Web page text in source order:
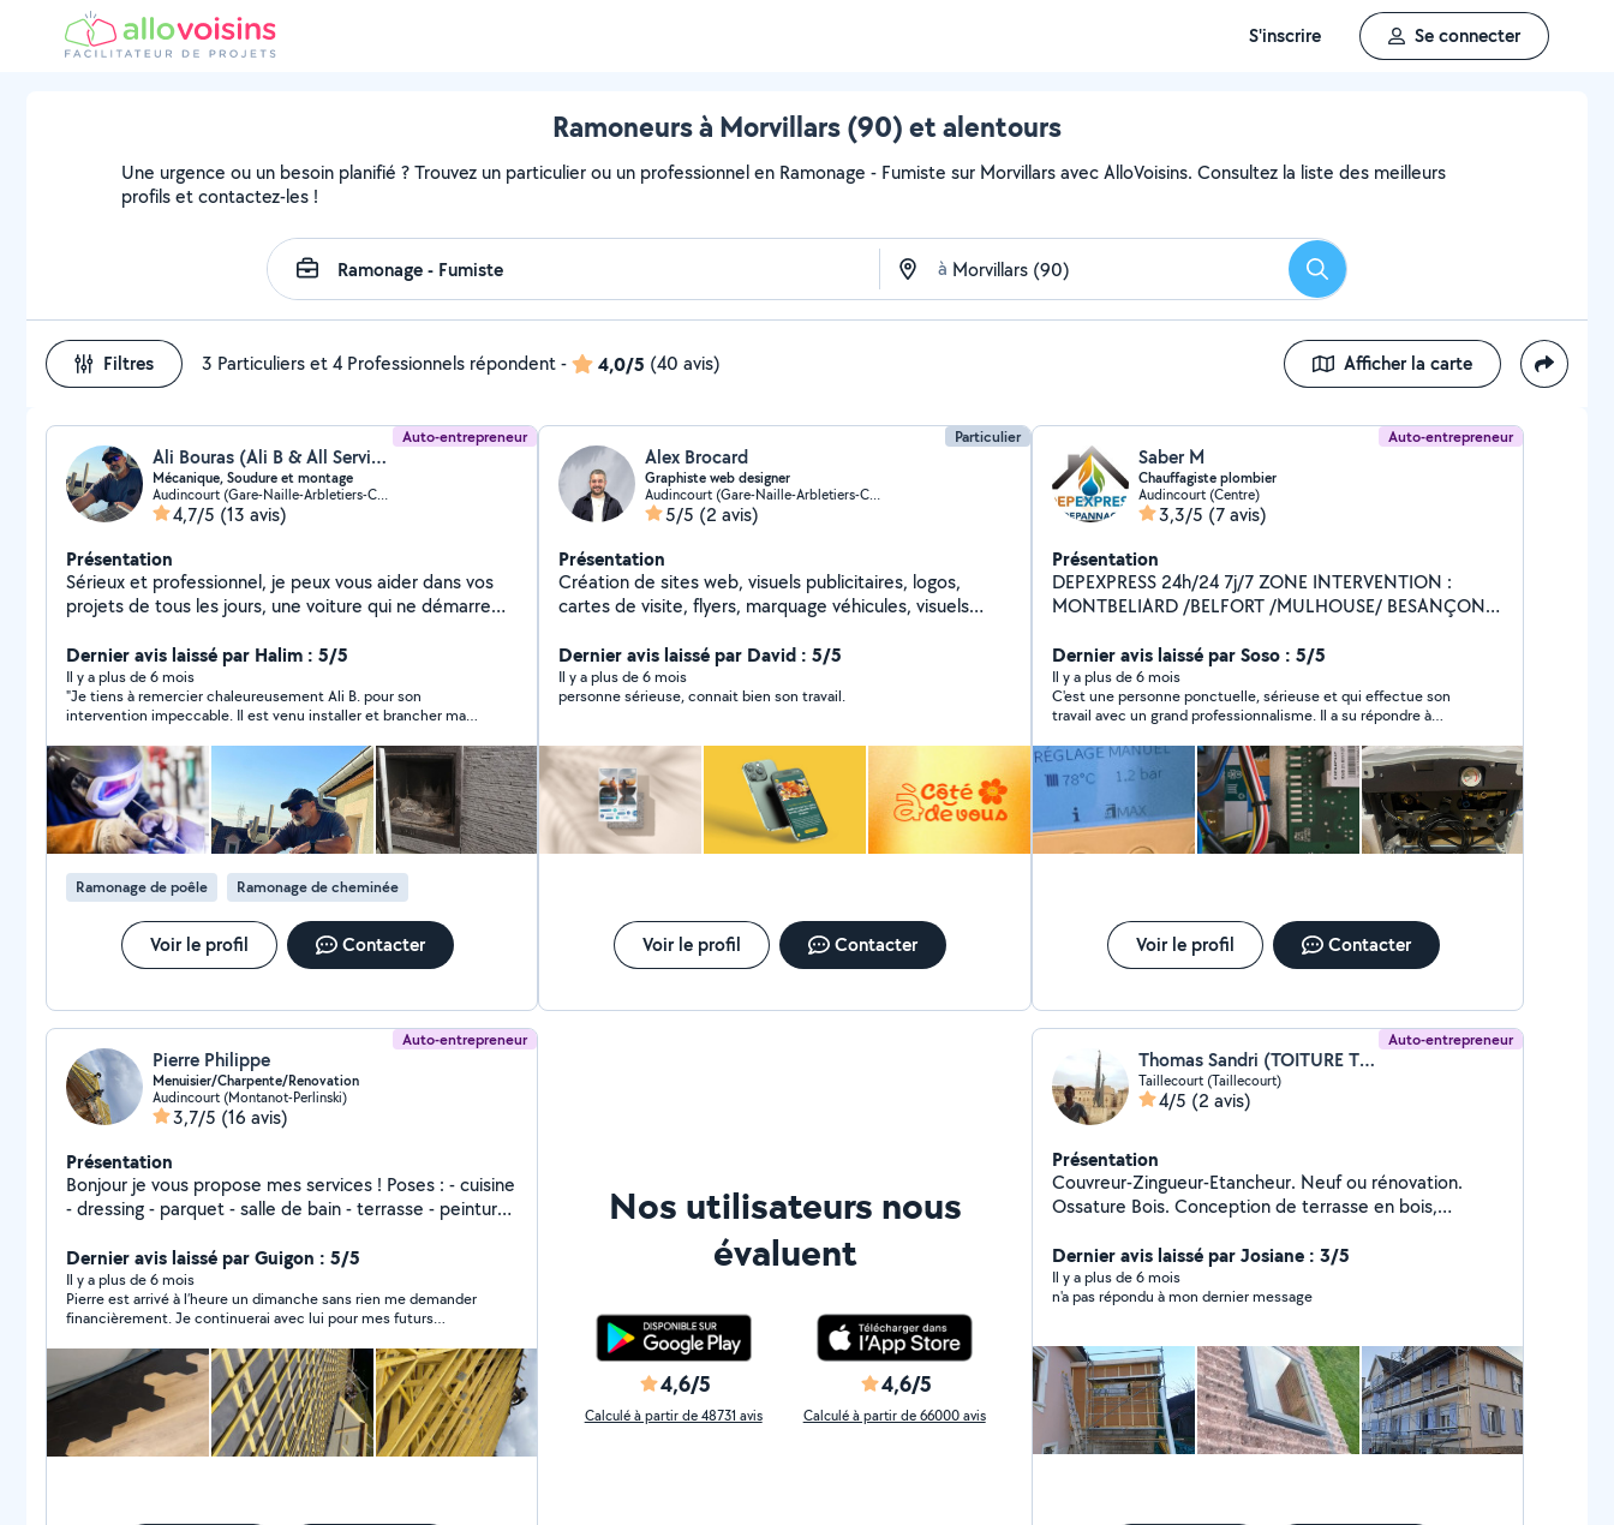
S'inscrire Se connecter
Ramoneurs à Morvillars (90) et alentours
Une urgence ou un besoin planifié ? Trouvez un particulier ou un professionnel en Ramonage - Fumiste sur Morvillars avec AlloVoisins. Consultez la liste des meilleurs
profils et contactez-les !
à Rechercher
Filtres 3 Particuliers et 4 Professionnels répondent- 4,0/5 (40 avis) Afficher la carte
Auto-entrepreneur
Ali Bouras (Ali B & All Services)
Mécanique, Soudure et montage
Audincourt (Gare-Naille-Arbletiers-Cantons)
4,7/5 (13 avis)
Présentation
Sérieux et professionnel, je peux vous aider dans vos
projets de tous les jours, une voiture qui ne démarre
panneaux solaires à fixer ou des petits travaux de tous
les jours. Je suis la personne qu'il vous faut. Vous
pouvez me contacter.
Dernier avis laissé par Halim : 5/5
Il y a plus de 6 mois
"Je tiens à remercier chaleureusement Ali B. pour son
intervention impeccable. Il est venu installer et brancher ma
a été fait avec sérieux, rapidité et sécurité, et il a pris le temps
de m’expliquer le fonctionnement et les précautions à prendre.
Son savoir-faire et sa ponctualité sont vraiment remarquables.
Je recommande vivement cet artisan à tous ceux qui
cherchent quelqu’un de compétent, fiable et agréable !"
Ramonage de poêle Ramonage de cheminée
Voir le profil Contacter
Particulier
Alex Brocard
Graphiste web designer
Audincourt (Gare-Naille-Arbletiers-Cantons)
5/5 (2 avis)
Présentation
Création de sites web, visuels publicitaires, logos,
cartes de visite, flyers, marquage véhicules, visuels
Dernier avis laissé par David : 5/5
Il y a plus de 6 mois
personne sérieuse, connait bien son travail.
Voir le profil Contacter
Auto-entrepreneur
Saber M
Chauffagiste plombier
Audincourt (Centre)
3,3/5 (7 avis)
Présentation
DEPEXPRESS 24h/24 7j/7 ZONE INTERVENTION :
MONTBELIARD /BELFORT /MULHOUSE/ BESANÇON
GRANULÉS POMPE A CHALEUR CONTRAT
ENTRETIEN CHAUDIERE DEPANNAGE CHAUDIERE
GAZ ET DEPANNAGE SANITAIRE 24H/24 7J/7
Dernier avis laissé par Soso : 5/5
Il y a plus de 6 mois
C'est une personne ponctuelle, sérieuse et qui effectue son
travail avec un grand professionnalisme. Il a su répondre à
efficacité et rigueur. Je suis entièrement satisfait de ses
services et je le recommande vivement à toute personne
recherchant un travail de qualité.
Voir le profil Contacter
Auto-entrepreneur
Pierre Philippe
Menuisier/Charpente/Renovation
Audincourt (Montanot-Perlinski)
3,7/5 (16 avis)
Présentation
Bonjour je vous propose mes services ! Poses : - cuisine
- dressing - parquet - salle de bain - terrasse - peinture
tout type d'entretien d'espace vert Pour toute
demande de projet contactez-moi Je me déplace tout
secteur Pierre Philippe
Dernier avis laissé par Guigon : 5/5
Il y a plus de 6 mois
Pierre est arrivé à l’heure un dimanche sans rien me demander
financièrement. Je continuerai avec lui pour mes futurs
Nos utilisateurs nous
évaluent
4,6/5
Calculé à partir de 48731 avis
4,6/5
Calculé à partir de 66000 avis
Auto-entrepreneur
Thomas Sandri (TOITURE THOMAS)
Taillecourt (Taillecourt)
4/5 (2 avis)
Présentation
Couvreur-Zingueur-Etancheur. Neuf ou rénovation.
Ossature Bois. Conception de terrasse en bois,
Remplacement de velux. Pose de lambris pvc ou bois
sous toiture. Zinguerie : Gouttière, rive, solin,
remplacement de manteau de cheminée. Bardage
Isolation de combles, murs Petite charpente (carport,
avancée...) Assurance décennale et RC pro à jour
Dernier avis laissé par Josiane : 3/5
Il y a plus de 6 mois
n'a pas répondu à mon dernier message